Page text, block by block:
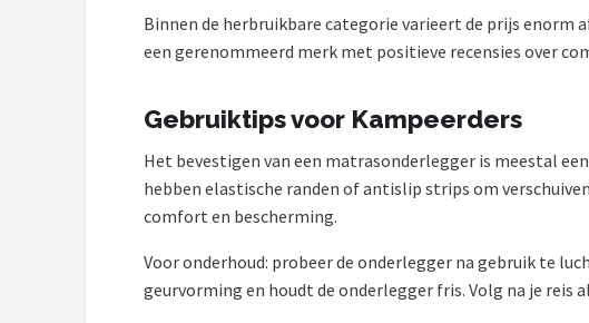
Binnen de herbruikbare categorie varieert de prijs enorm
een gerenommeerd merk met positieve recensies over
Gebruiktips voor Kampeerders
Het bevestigen van een matrasonderlegger is meestal
hebben elastische randen of antislip strips om
comfort en bescherming.
Voor onderhoud: probeer de onderlegger na gebruik te
geurvorming en houdt de onderlegger fris. Volg na je reis